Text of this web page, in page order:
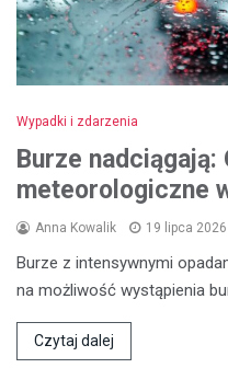
Wypadki i zdarzenia
Burze nadciągają:
meteorologiczne
Anna Kowalik 19 lipca 2026
Burze z intensywnymi
na możliwość wystąpienia
Czytaj dalej